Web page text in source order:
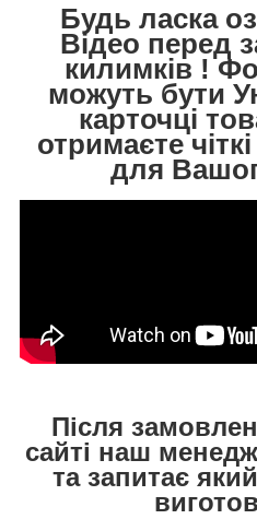
Будь ласка
Відео перед
килимків !
можуть бути
карточці
отримаєте
для
Після
сайті наш
та запитає